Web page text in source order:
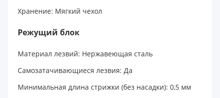
Хранение: Мягкий чехол
Режущий блок
Материал лезвий: Нержавеющая сталь
Самозатачивающиеся лезвия: Да
Минимальная длина стрижки (без насадки): 0,5 мм